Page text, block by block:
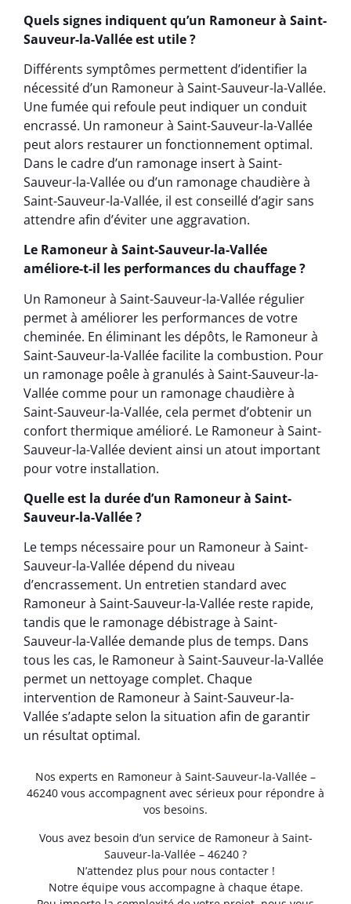
Quels signes indiquent qu’un Ramoneur à Saint-
Sauveur-la-Vallée est utile ?
Différents symptômes permettent d’identifier la
nécessité d’un Ramoneur à Saint-Sauveur-la-Vallée.
Une fumée qui refoule peut indiquer un conduit
encrassé. Un ramoneur à Saint-Sauveur-la-Vallée
peut alors restaurer un fonctionnement optimal.
Dans le cadre d’un ramonage insert à Saint-
Sauveur-la-Vallée ou d’un ramonage chaudière à
Saint-Sauveur-la-Vallée, il est conseillé d’agir sans
attendre afin d’éviter une aggravation.
Le Ramoneur à Saint-Sauveur-la-Vallée
améliore-t-il les performances du chauffage ?
Un Ramoneur à Saint-Sauveur-la-Vallée régulier
permet à améliorer les performances de votre
cheminée. En éliminant les dépôts, le Ramoneur à
Saint-Sauveur-la-Vallée facilite la combustion. Pour
un ramonage poêle à granulés à Saint-Sauveur-la-
Vallée comme pour un ramonage chaudière à
Saint-Sauveur-la-Vallée, cela permet d’obtenir un
confort thermique amélioré. Le Ramoneur à Saint-
Sauveur-la-Vallée devient ainsi un atout important
pour votre installation.
Quelle est la durée d’un Ramoneur à Saint-
Sauveur-la-Vallée ?
Le temps nécessaire pour un Ramoneur à Saint-
Sauveur-la-Vallée dépend du niveau
d’encrassement. Un entretien standard avec
Ramoneur à Saint-Sauveur-la-Vallée reste rapide,
tandis que le ramonage débistrage à Saint-
Sauveur-la-Vallée demande plus de temps. Dans
tous les cas, le Ramoneur à Saint-Sauveur-la-Vallée
permet un nettoyage complet. Chaque
intervention de Ramoneur à Saint-Sauveur-la-
Vallée s’adapte selon la situation afin de garantir
un résultat optimal.
Nos experts en Ramoneur à Saint-Sauveur-la-Vallée –
46240 vous accompagnent avec sérieux pour répondre à
vos besoins.
Vous avez besoin d’un service de Ramoneur à Saint-
Sauveur-la-Vallée – 46240 ?
N’attendez plus pour nous contacter !
Notre équipe vous accompagne à chaque étape.